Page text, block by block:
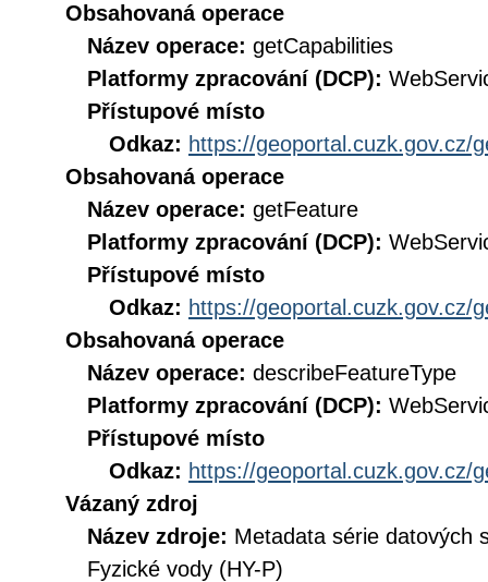
Obsahovaná operace
Název operace: getCapabilities
Platformy zpracování (DCP):
Přístupové místo
Odkaz: https://geoportal.cuzk.gov.cz/
Obsahovaná operace
Název operace: getFeature
Platformy zpracování (DCP):
Přístupové místo
Odkaz: https://geoportal.cuzk.gov.cz/
Obsahovaná operace
Název operace: describeFeatureType
Platformy zpracování (DCP):
Přístupové místo
Odkaz: https://geoportal.cuzk.gov.cz/
Vázaný zdroj
Název zdroje: Metadata série datových
Fyzické vody (HY-P)